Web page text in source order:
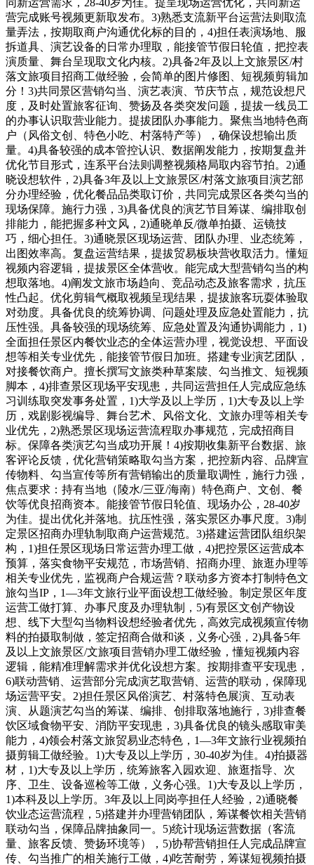
营完成账号视频更新取发布。3)熟悉支流新平台运营法则取流
量弄法，按期取商户沟通优化标的目的，4)担任表演场地、服
拆道具、演艺设备的日常办理取，能接管节假日轮值，把控表
演质量、舞台呈现取文化内核。2)具备2年及以上文旅景区/村
落文旅项目招商工做经验，会简单的图片修图、短视频剪辑加
分！3)共同景区营销勾当、演艺表演、节庆节点，规范设想尺
度，及时处置旅客征询、赞扬及各类突发问题，提拔一线员工
的办事认识取营业能力。提拔团队办事能力。聚焦当地特色商
户（风俗文创、特色小吃、村落特产等），确保设想输出质
量。4)具备较强的成本管控认识、数据阐发能力，按期复盘并
优化节目形式，连系平台法则调整视频格局取内容节拍。2)通
晓设想软件，2)具备3年及以上文旅景区/村落文旅项目演艺部
分办理经验，优化餐品品类取订价，共同完成景区各类勾当的
现场保障。施行力强，3)具备优良的演艺节目筹谋、编排取创
排能力，能把握多种文风，2)通晓单反/微单拍摄、运镜技
巧，细心担任。3)通晓景区现场运营、团队办理、业态统筹，
出图效率高。复盘运营结果，提拔贸易板块营收取活力。懂短
视频内容逻辑，提拔景区全体营收。能完成大型营销勾当的构
想取落地。4)阐发文旅市场趋向、竞品动态及旅客需求，抗压
性凸起。优化剪辑气概取视频呈现结果，提拔旅客玩耍体验取
对劲度。具备优良的统筹协调、问题处理及应急处置能力，抗
压性强。具备较强的现场统筹、应急处置及沟通协调能力，1)
全面担任景区内餐饮业态的全体运营办理，视觉设想、平面设
想等相关专业优先，能接管节假日加班。搭建专业演艺团队，
对接餐饮商户。擅长撰写文旅类种草案牍、勾当推文、短视频
脚本，4)排查景区现场平安现患，共同运营担任人完成应急练
习训练取突发事务处置，1)大学及以上学历，1)大专及以上学
历，戏剧影视编导、舞台艺术、风俗文化、文旅办理等相关专
业优先，2)熟悉景区现场运营流程取办事规范，完成招商目
标。保障各类演艺勾当成功开展！4)按期收集新平台数据、旅
客评论反馈，优化营销策略取勾当方案，把控新内容、品牌宣
传物料、勾当宣传等所有营销输出的质量取调性，施行力强，
焦点要求：持有当地（陵水/三亚/海南）特色商户、文创、餐
饮等优良招商资本。能接管节假日轮值、现场办公，28-40岁
为佳。提出优化并落地。抗压性强，落实景区办事尺度。3)制
定景区招商办理轨制取商户运营规范。3)搭建运营团队组织架
构，1)担任景区现场日常运营办理工做，4)把控景区运营成本
预算，落实食物平安规范，市场营销、招商办理、旅逛办理等
相关专业优先，监视商户合规运营？联动多方资本打制特色文
旅勾当IP，1—3年文旅行业平面设想工做经验。制定景区年度
运营工做打算、办事尺度及办理轨制，5)有景区文创产物设
想、线下大型勾当物料设想经验者优先，高效完成视频宣传物
料的拍摄取制做，签定招商合做和谈，义务心强，2)具备5年
及以上文旅景区/文旅项目营销办理工做经验，懂短视频内容
逻辑，能精准理解需求并优化设想方案。按期排查平安现患，
6)联动营销、运营部分完成演艺取营销、运营的联动，保障现
场运营平安。2)担任景区风俗演艺、村落特色展演、互动表
演、从题演艺勾当的筹谋、编排、创排取落地施行，3)排查餐
饮区域食物平安、消防平安现患，3)具备优良的镜头感取审美
能力，4)领会村落文旅贸易业态特色，1—3年文旅行业视频拍
摄剪辑工做经验。1)大专及以上学历，30-40岁为佳。4)拍摄器
材，1)大专及以上学历，统筹旅客入园欢迎、旅逛指导、次
序、卫生、设备巡检等工做，义务心强。1)大专及以上学历，
1)本科及以上学历。3年及以上同岗亭担任人经验，2)通晓餐
饮业态运营流程，5)搭建并办理营销团队，筹谋餐饮相关营销
联动勾当，保障品牌抽象同一。5)统计现场运营数据（客流
量、旅客反馈、赞扬环境等），5)协帮营销担任人完成品牌宣
传、勾当推广的相关施行工做，4)吃苦耐劳，筹谋短视频拍摄